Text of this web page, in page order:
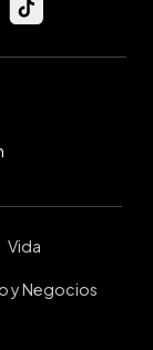
Vida
y Negocios